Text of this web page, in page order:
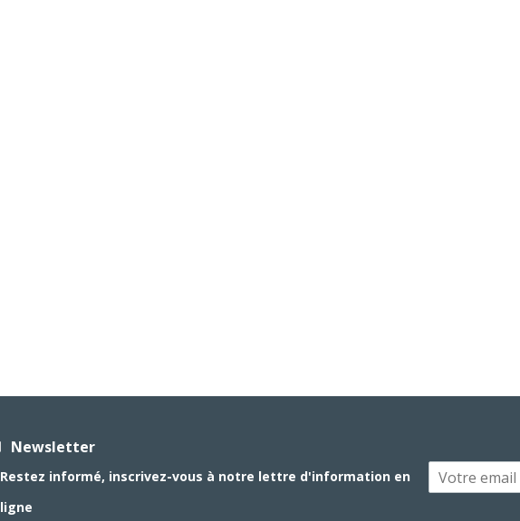
Newsletter
Restez informé, inscrivez-vous à notre lettre d'information en
ligne